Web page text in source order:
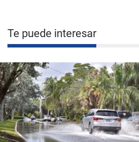
Te puede interesar